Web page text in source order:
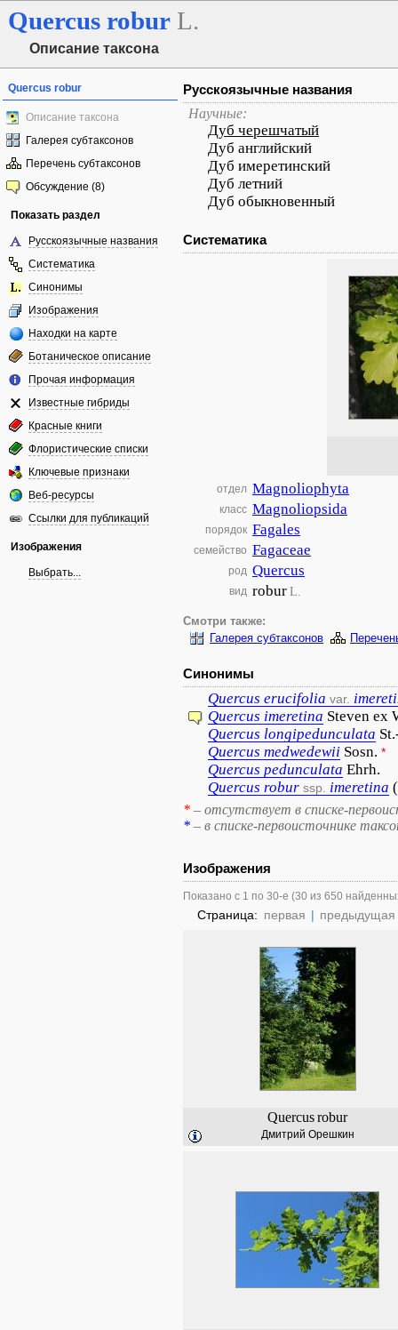
Quercus robur L.
Описание таксона
Quercus robur
Описание таксона
Галерея субтаксонов
Перечень субтаксонов
Обсуждение (8)
Показать раздел
Русскоязычные названия
Систематика
Синонимы
Изображения
Находки на карте
Ботаническое описание
Прочая информация
Известные гибриды
Красные книги
Флористические списки
Ключевые признаки
Веб-ресурсы
Ссылки для публикаций
Изображения
Выбрать...
Русскоязычные названия
Научные:
Дуб черешчатый
Дуб английский
Дуб имеретинский
Дуб летний
Дуб обыкновенный
Систематика
отдел Magnoliophyta
класс Magnoliopsida
порядок Fagales
семейство Fagaceae
род Quercus
вид roburL.
Смотри также:
Галерея субтаксонов
Синонимы
Quercus erucifolia var.
Quercus imeretina Steven ex
Quercus longipedunculata
Quercus medwedewii Sosn. *
Quercus pedunculata Ehrh.
Quercus robur ssp. imeretina
* – отсутствует в списке-
* – в списке-первоисточнике
Изображения
Показано с 1 по 30-е (30 из 650
Страница: первая | предыдущая
Quercusrobur
Дмитрий Орешкин